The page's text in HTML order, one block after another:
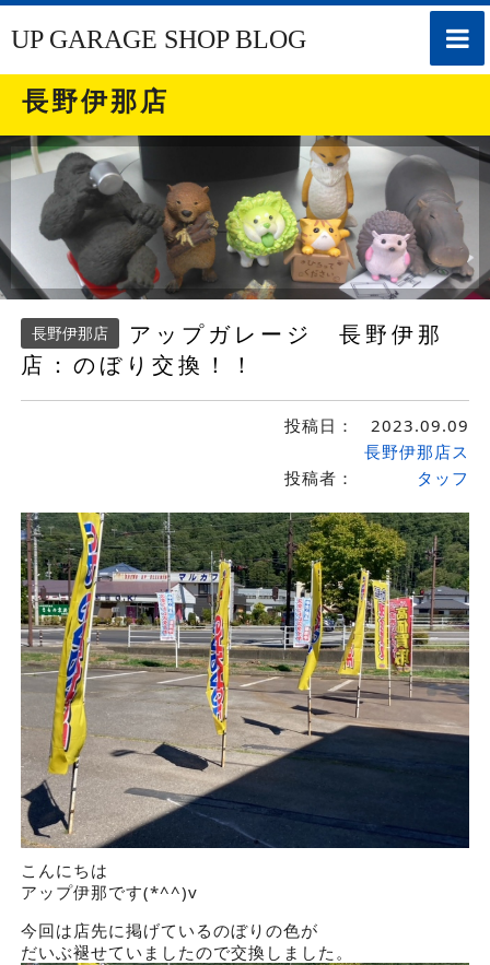
toggle
UP GARAGE SHOP BLOG
長野伊那店
長野伊那店
アップガレージ 長野伊那
店：のぼり交換！！
投稿日： 2023.09.09
投稿者：
長野伊那店ス
タッフ
こんにちは
アップ伊那です(*^^)v
今回は店先に掲げているのぼりの色が
だいぶ褪せていましたので交換しました。